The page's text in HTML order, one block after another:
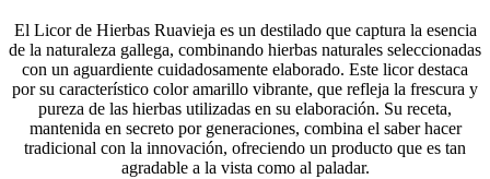
El Licor de Hierbas Ruavieja es un destilado que captura la esencia
de la naturaleza gallega, combinando hierbas naturales seleccionadas
con un aguardiente cuidadosamente elaborado. Este licor destaca
por su característico color amarillo vibrante, que refleja la frescura y
pureza de las hierbas utilizadas en su elaboración. Su receta,
mantenida en secreto por generaciones, combina el saber hacer
tradicional con la innovación, ofreciendo un producto que es tan
agradable a la vista como al paladar.